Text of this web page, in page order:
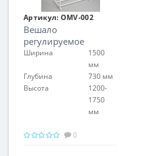
Артикул: OMV-002
Вешало
регулируемое
двухрядное
Ширина
1500
мм
Глубина
730 мм
Высота
1200-
1750
мм
0